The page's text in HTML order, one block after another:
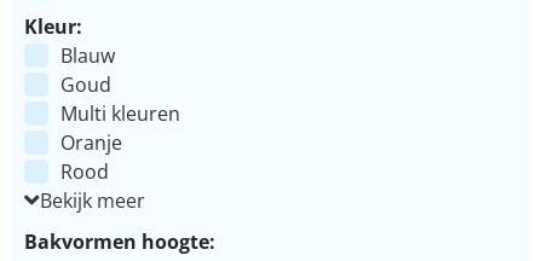
Kleur:
Blauw
Goud
Multi kleuren
Oranje
Rood
Bekijk meer
Bakvormen hoogte: